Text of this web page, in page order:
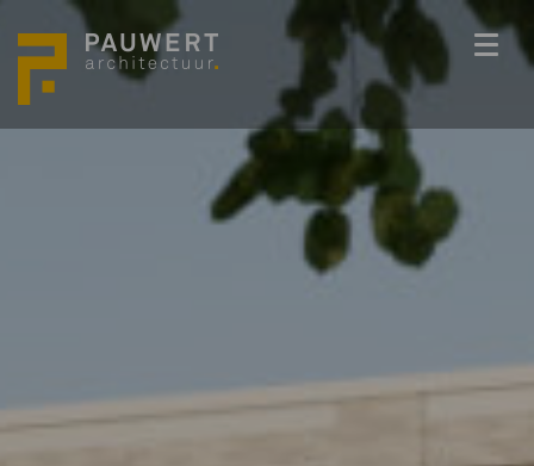
ONS TEAM
PROJECTEN
BEDENKKRACHT
WERKWIJZE
ACTUEEL
VACATURES
info@pauwert.nl